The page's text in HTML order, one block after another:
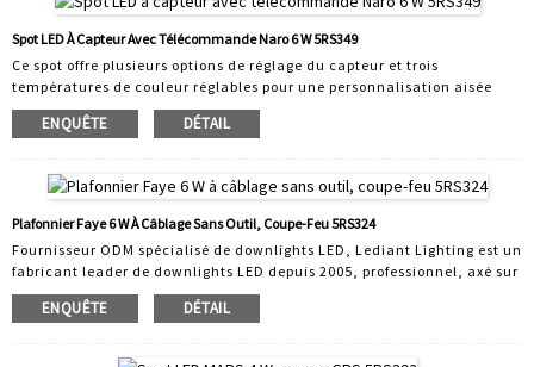
lumière focalisée et directionnelle avec un minimum de dispersion,
idéale pour mettre en valeur des détails architecturaux ou des objets
Spot LED À Capteur Avec Télécommande Naro 6 W 5RS349
Ce spot offre plusieurs options de réglage du capteur et trois
températures de couleur réglables pour une personnalisation aisée
selon les besoins de l'utilisateur. Il allume automatiquement la
lumière lorsqu'il détecte un mouvement et l'éteint lorsqu'il n'y en a
libres sont d'excellentes raisons d'installer des capteurs. Leur facilité
d'installation fait des capteurs une solution économique pour les
nouvelles constructions et les remplacements. Lediant Lighting...
ENQUÊTE DÉTAIL
Plafonnier Faye 6 W À Câblage Sans Outil, Coupe-Feu 5RS324
Fournisseur ODM spécialisé de downlights LED, Lediant Lighting est un
fabricant leader de downlights LED depuis 2005, professionnel, axé sur
la technologie et axé sur le client. Avec 30 collaborateurs en R&D,
Lediant s'adapte à votre marché. Nous concevons et fabriquons des
gamme comprend des downlights domestiques, des downlights
ENQUÊTE DÉTAIL